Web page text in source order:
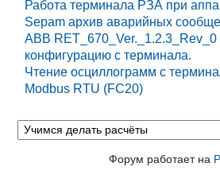
Работа терминала РЗА при
Sepam архив аварийных
ABB RET_670_Ver._1.2.3_Rev_0
конфигурацию с терминала.
Чтение осциллограмм с
Modbus RTU (FC20)
Форум работает на